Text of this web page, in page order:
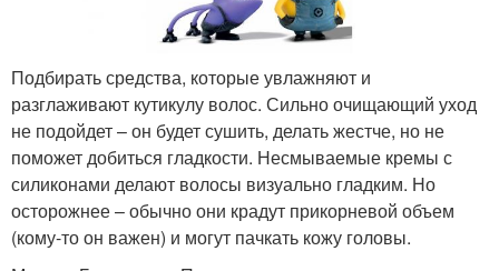
Подбирать средства, которые увлажняют и
разглаживают кутикулу волос. Сильно очищающий уход
не подойдет – он будет сушить, делать жестче, но не
поможет добиться гладкости. Несмываемые кремы с
силиконами делают волосы визуально гладким. Но
осторожнее – обычно они крадут прикорневой объем
(кому-то он важен) и могут пачкать кожу головы.